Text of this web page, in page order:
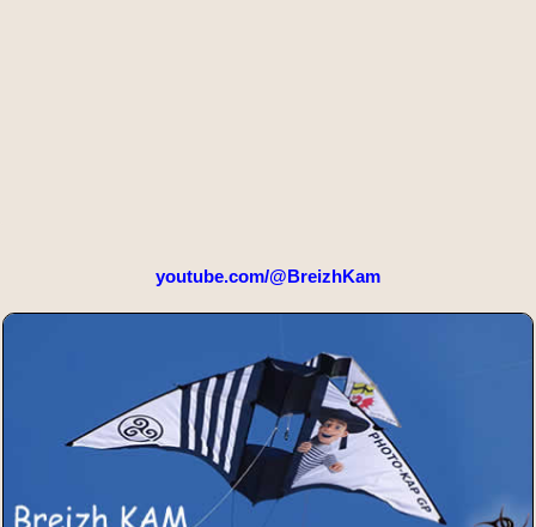
youtube.com/@BreizhKam